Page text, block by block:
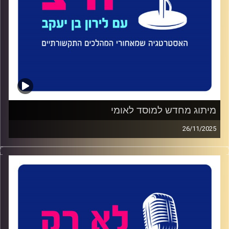
מיתוג מחדש למוסד לאומי
26/11/2025
בפרק 101 של "לא רק יח״צ" ורד ליון-ירושלמי, דוברת הספרייה
הלאומית, בשיחה על איך הופכים מוסד לאומי ותיק, למותג חי
ורלוונטי.
שוחחנו על איך אפשר להפוך מוסד לאומי ותיק כמו הספרייה
הלאומית לגוף נגיש, חדשני ורלוונטי לקהלים מגוונים.